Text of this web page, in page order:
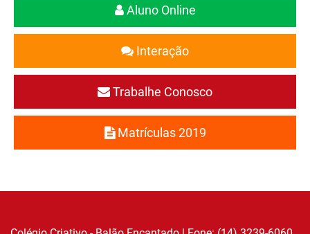
Aluno Online
Interação
Trabalhe Conosco
Matrículas 2019